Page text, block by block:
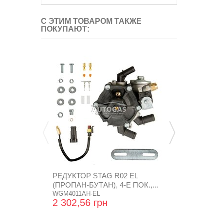
С ЭТИМ ТОВАРОМ ТАКЖЕ
ПОКУПАЮТ:
РЕДУКТОР STAG R02 EL
(ПРОПАН-БУТАН), 4-Е ПОК.,...
WGM4011AH-EL
2 302,56 грн